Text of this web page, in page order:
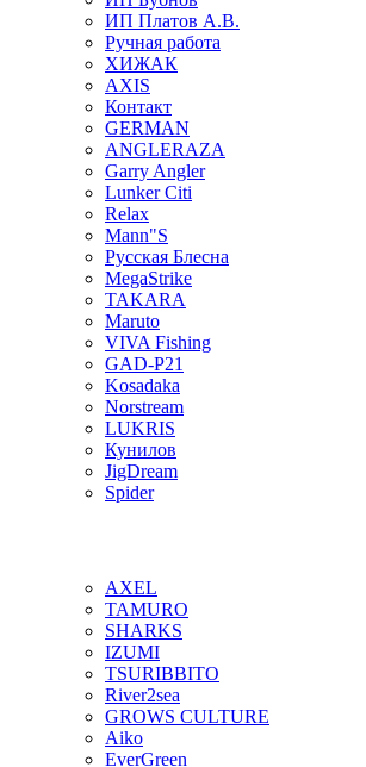
ИП Платов А.В.
Ручная работа
ХИЖАК
AXIS
Контакт
GERMAN
ANGLERAZA
Garry Angler
Lunker Citi
Relax
Mann"S
Русская Блесна
MegaStrike
TAKARA
Maruto
VIVA Fishing
GAD-P21
Kosadaka
Norstream
LUKRIS
Кунилов
JigDream
Spider
AXEL
TAMURO
SHARKS
IZUMI
TSURIBBITO
River2sea
GROWS CULTURE
Aiko
EverGreen